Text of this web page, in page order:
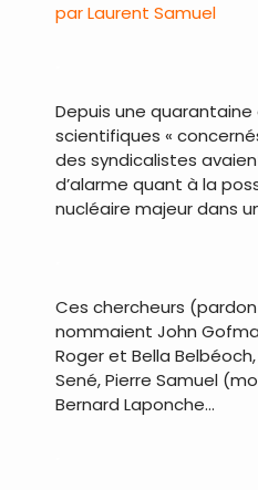
par Laurent Samuel
Depuis une quarantaine
scientifiques «
des syndicalistes
d’alarme quant à la
nucléaire majeur dans
Ces chercheurs
nommaient John
Roger et Bella
Sené, Pierre Samuel
Bernard Laponche…